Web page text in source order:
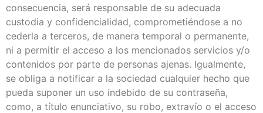
consecuencia, será responsable de su adecuada
custodia y confidencialidad, comprometiéndose a no
cederla a terceros, de manera temporal o permanente,
ni a permitir el acceso a los mencionados servicios y/o
contenidos por parte de personas ajenas. Igualmente,
se obliga a notificar a la sociedad cualquier hecho que
pueda suponer un uso indebido de su contraseña,
como, a título enunciativo, su robo, extravío o el acceso